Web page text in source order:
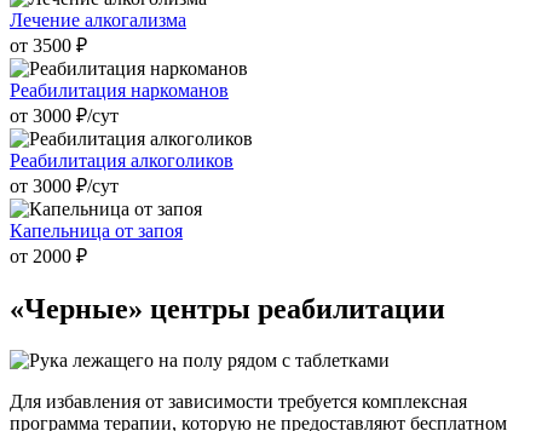
Лечение алкогализма
от 3500 ₽
Реабилитация наркоманов
от 3000 ₽/cут
Реабилитация алкоголиков
от 3000 ₽/cут
Капельница от запоя
от 2000 ₽
«Черные» центры реабилитации
Для избавления от зависимости требуется комплексная
программа терапии, которую не предоставляют бесплатном